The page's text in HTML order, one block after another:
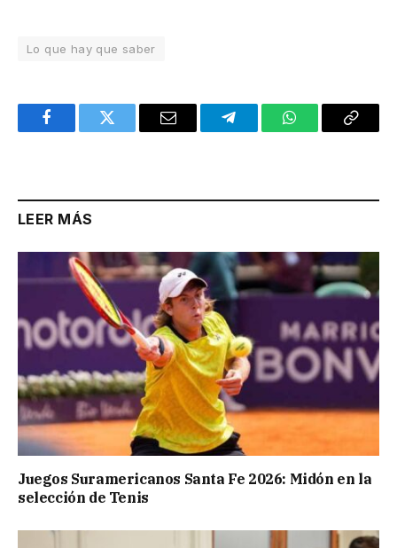
Lo que hay que saber
FacebookTwitter Email TelegramWhatsAppCopy
LEER MÁS
Juegos Suramericanos Santa Fe 2026: Midón en la
selección de Tenis